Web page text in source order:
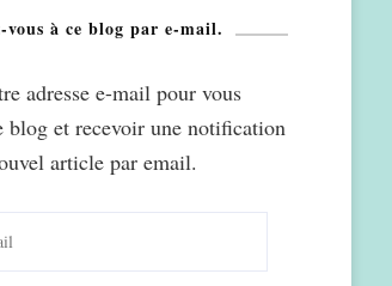
vous à ce blog par e-mail.
adresse e-mail pour vous
blog et recevoir une notification
article par email.